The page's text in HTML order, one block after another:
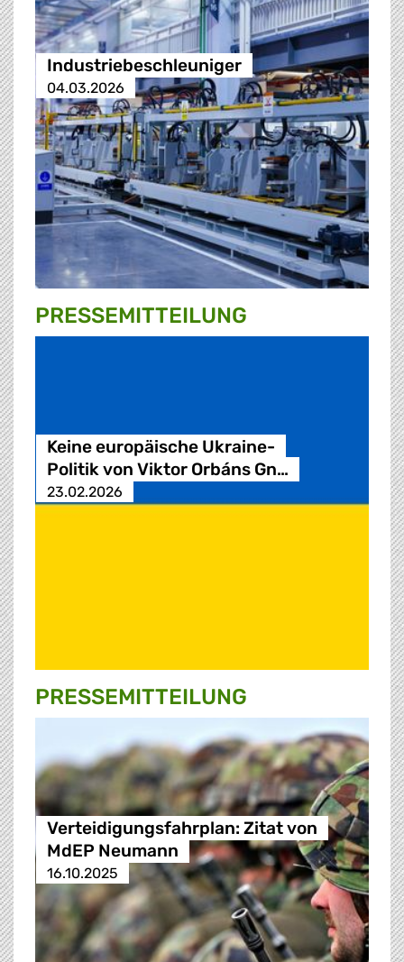
Industriebeschleuniger
04.03.2026
PRESSE­MITTEILUNG
Keine europäische Ukraine-
Politik von Viktor Orbáns Gn…
23.02.2026
PRESSE­MITTEILUNG
Verteidigungsfahrplan: Zitat von
MdEP Neumann
16.10.2025